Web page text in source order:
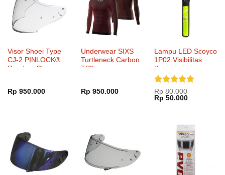
Visor Shoei Type
CJ-2 PINLOCK®
Ready – Clear
Rp 950.000
Underwear SIXS
Turtleneck Carbon
TS3
Rp 950.000
Lampu LED Scoyco
1P02 Visibilitas
Keamanan
Dinilai5
dari 5
Rp80.000
Harga
aslinya
Rp 50.000Harga
Rp 50.000.